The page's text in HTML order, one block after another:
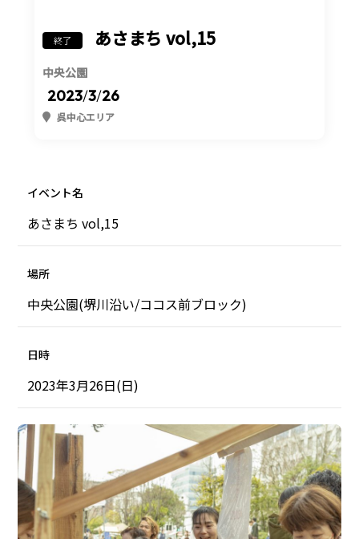
終了 あさまち vol,15
中央公園
2023/3/26
呉中心エリア
イベント名
あさまち vol,15
場所
中央公園(堺川沿い/ココス前ブロック)
日時
2023年3月26日(日)